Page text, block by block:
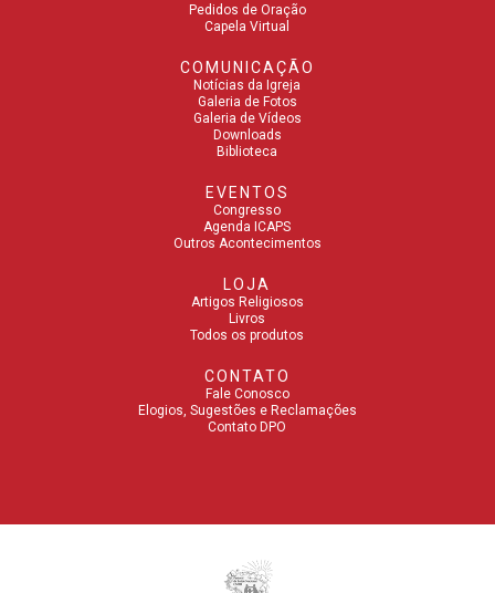
Pedidos de Oração
Capela Virtual
COMUNICAÇÃO
Notícias da Igreja
Galeria de Fotos
Galeria de Vídeos
Downloads
Biblioteca
EVENTOS
Congresso
Agenda ICAPS
Outros Acontecimentos
LOJA
Artigos Religiosos
Livros
Todos os produtos
CONTATO
Fale Conosco
Elogios, Sugestões e Reclamações
Contato DPO